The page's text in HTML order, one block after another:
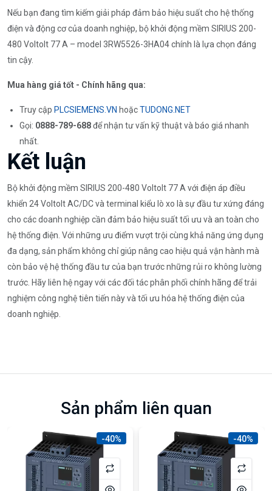
Nếu bạn đang tìm kiếm giải pháp đảm bảo hiệu suất cho hệ thống
điện và động cơ của doanh nghiệp, bộ khởi động mềm SIRIUS 200-
480 Voltolt 77 A – model 3RW5526-3HA04 chính là lựa chọn đáng
tin cậy.
Mua hàng giá tốt - Chính hãng qua:
Truy cập PLCSIEMENS.VN hoặcTUDONG.NET
Gọi: 0888-789-688để nhận tư vấn kỹ thuật và báo giá nhanh
nhất.
Kết luận
Bộ khởi động mềm SIRIUS 200-480 Voltolt 77 A với điện áp điều
khiển 24 Voltolt AC/DC và terminal kiểu lò xo là sự đầu tư xứng đáng
cho các doanh nghiệp cần đảm bảo hiệu suất tối ưu và an toàn cho
hệ thống điện. Với những ưu điểm vượt trội cùng khả năng ứng dụng
đa dạng, sản phẩm không chỉ giúp nâng cao hiệu quả vận hành mà
còn bảo vệ hệ thống đầu tư của bạn trước những rủi ro không lường
trước. Hãy liên hệ ngay với các đối tác phân phối chính hãng để trải
nghiệm công nghệ tiên tiến này và tối ưu hóa hệ thống điện của
doanh nghiệp.
Sản phẩm liên quan
-40% -40%